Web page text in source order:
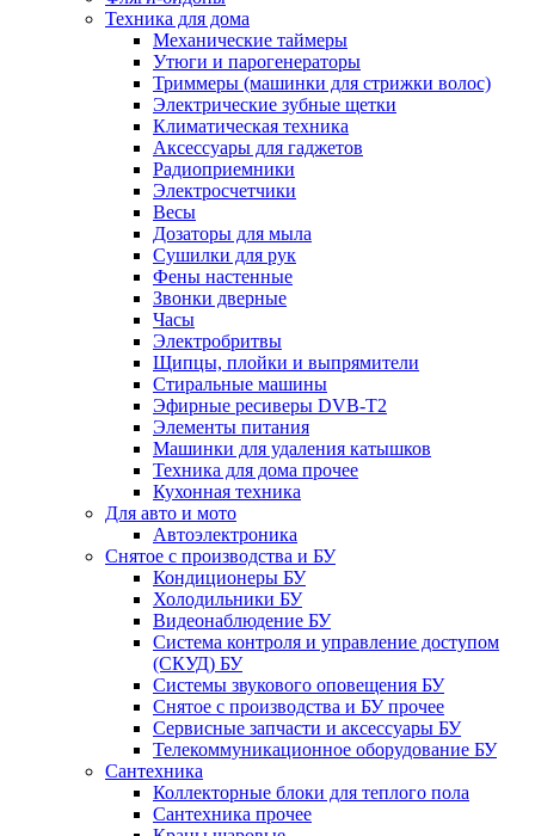
Техника для дома
Механические таймеры
Утюги и парогенераторы
Триммеры (машинки для стрижки волос)
Электрические зубные щетки
Климатическая техника
Аксессуары для гаджетов
Радиоприемники
Электросчетчики
Весы
Дозаторы для мыла
Сушилки для рук
Фены настенные
Звонки дверные
Часы
Электробритвы
Щипцы, плойки и выпрямители
Стиральные машины
Эфирные ресиверы DVB-T2
Элементы питания
Машинки для удаления катышков
Техника для дома прочее
Кухонная техника
Для авто и мото
Автоэлектроника
Снятое с производства и БУ
Кондиционеры БУ
Холодильники БУ
Видеонаблюдение БУ
Система контроля и управление доступом
(СКУД) БУ
Системы звукового оповещения БУ
Снятое с производства и БУ прочее
Сервисные запчасти и аксессуары БУ
Телекоммуникационное оборудование БУ
Сантехника
Коллекторные блоки для теплого пола
Сантехника прочее